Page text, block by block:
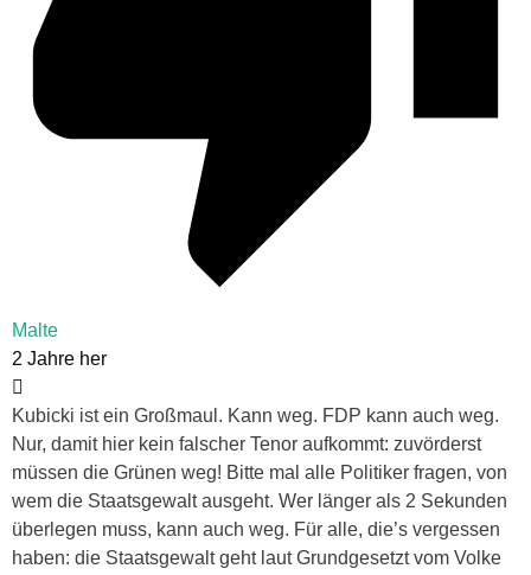
Malte
2 Jahre her
Kubicki ist ein Großmaul. Kann weg. FDP kann auch weg.
Nur, damit hier kein falscher Tenor aufkommt: zuvörderst
müssen die Grünen weg! Bitte mal alle Politiker fragen, von
wem die Staatsgewalt ausgeht. Wer länger als 2 Sekunden
überlegen muss, kann auch weg. Für alle, die’s vergessen
haben: die Staatsgewalt geht laut Grundgesetzt vom Volke